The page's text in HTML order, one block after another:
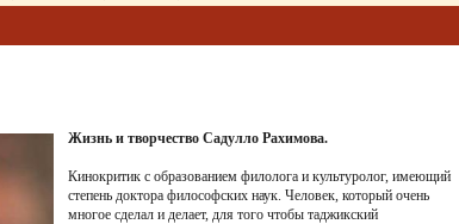
Жизнь и творчество Садулло Рахимова.
Кинокритик с образованием филолога и культуролог, имеющий
степень доктора философских наук. Человек, который очень
многое сделал и делает, для того чтобы таджикский